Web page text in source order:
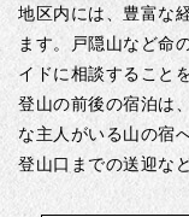
地区内には、豊富な
ます。戸隠山など命
イドに相談すること
登山の前後の宿泊は
な主人がいる山の宿
登山口までの送迎な